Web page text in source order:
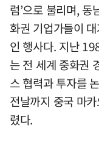
럼’으로 불리며,
화권 기업가들이
인 행사다. 지난
는 전 세계 중화권
스 협력과 투자를
전날까지 중국 마
렸다.